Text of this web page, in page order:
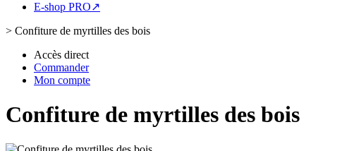
E-shop PRO↗
> Confiture de myrtilles des bois
Accès direct
Commander
Mon compte
Confiture de myrtilles des bois